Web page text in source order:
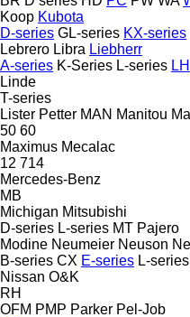
Koop Kubota
D-series GL-series KX-series
Lebrero Libra Liebherr
A-series K-Series L-series LH
Linde
T-series
Lister Petter MAN Manitou
50 60
Maximus Mecalac
12 714
Mercedes-Benz
MB
Michigan Mitsubishi
D-series L-series MT Pajero
Modine Neumeier Neuson
B-series CX E-series L-series
Nissan O&K
RH
OFM PMP Parker Pel-Job